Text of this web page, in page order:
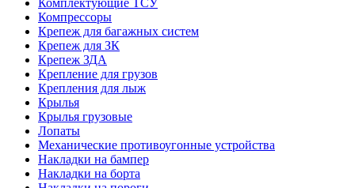
Комплектующие ТСУ
Компрессоры
Крепеж для багажных систем
Крепеж для ЗК
Крепеж ЗДА
Крепление для грузов
Крепления для лыж
Крылья
Крылья грузовые
Лопаты
Механические противоугонные устройства
Накладки на бампер
Накладки на борта